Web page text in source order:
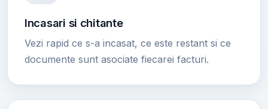
Incasari si chitante
Vezi rapid ce s-a incasat, ce este restant si ce
documente sunt asociate fiecarei facturi.